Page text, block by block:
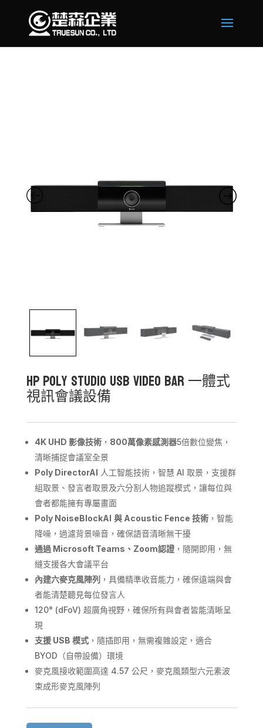
HP Poly Studio USB Video Bar 一體式
視訊會議設備
4K UHD 影像技術， 800萬像素感測器5倍數位變焦，
清晰捕捉會議室全景
Poly DirectorAI 人工智能技術，智慧 AI 取景，支援群
組取景、發言者取景及六分割人物追蹤模式，讓每位與
會者都能擁有專屬畫面
Poly NoiseBlockAI 與 Acoustic Fence 技術，智能
降噪，過濾背景噪音，確保語音清晰無干擾
通過 Microsoft Teams 、 Zoom認證，隨開即用，無
縫支援各大會議平台
內建六麥克風陣列 ，具備精準收音能力，確保遠端與會
者能清楚聽見每位發言人
120° (dFoV) 超廣角視野，確保所有與會者皆能清晰呈
現
支援 USB 模式，隨插即用，無需複雜設定，適合
BYOD（自帶設備）環境
⿆克⾵接收範圍⾼達 4.57 公尺，⿆克⾵類型六元素波
束成形⿆克⾵陣列